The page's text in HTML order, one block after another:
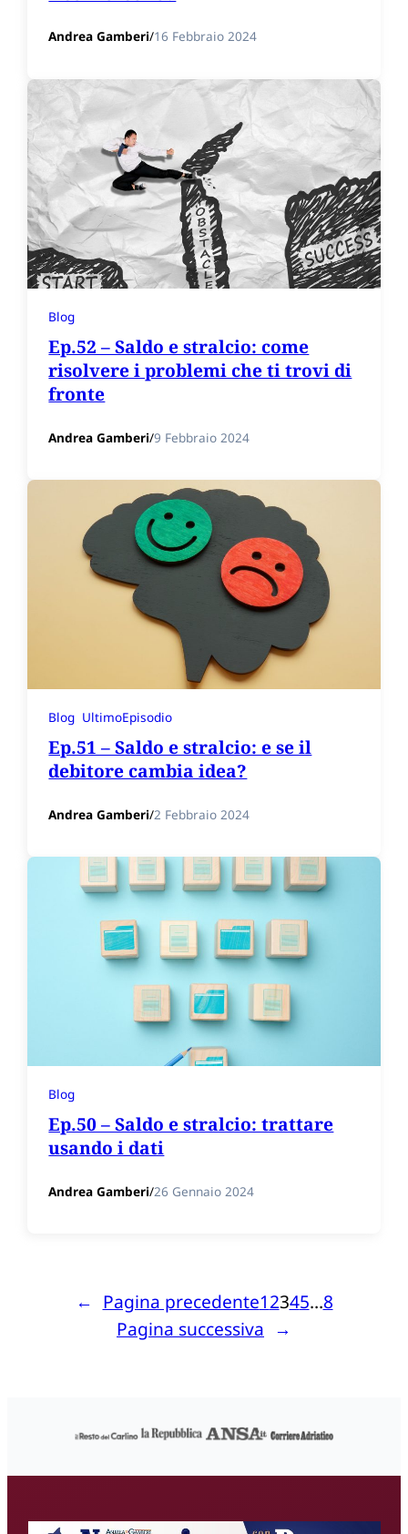
Andrea Gamberi/16 Febbraio 2024
Blog
Ep.52 – Saldo e stralcio: come
risolvere i problemi che ti trovi di
fronte
Andrea Gamberi/9 Febbraio 2024
Blog UltimoEpisodio
Ep.51 – Saldo e stralcio: e se il
debitore cambia idea?
Andrea Gamberi/2 Febbraio 2024
Blog
Ep.50 – Saldo e stralcio: trattare
usando i dati
Andrea Gamberi/26 Gennaio 2024
← Pagina precedente12345…8
Pagina successiva →